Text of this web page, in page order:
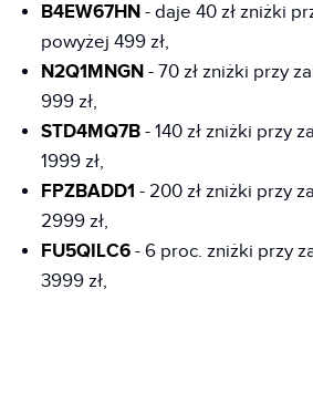
B4EW67HN - daje 40 zł zniżki
powyżej 499 zł,
N2Q1MNGN - 70 zł zniżki przy
999 zł,
STD4MQ7B - 140 zł zniżki przy
1999 zł,
FPZBADD1 - 200 zł zniżki przy
2999 zł,
FU5QILC6 - 6 proc. zniżki przy
3999 zł,